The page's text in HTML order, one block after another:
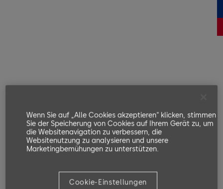
Wenn Sie auf „Alle Cookies akzeptieren“ klicken, stimmen
Sie der Speicherung von Cookies auf Ihrem Gerät zu, um
die Websitenavigation zu verbessern, die
Websitenutzung zu analysieren und unsere
Marketingbemühungen zu unterstützen.
Cookie-Einstellungen